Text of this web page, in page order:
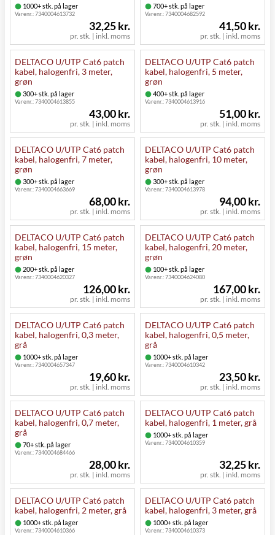
1000+ stk. på lager
Varenr.:7340004613732
pr. stk. | inkl. moms
32,25 kr.
700+ stk. på lager
Varenr.:7340004682592
pr. stk. | inkl. moms
41,50 kr.
DELTACO U/UTP Cat6 patch
kabel, halogenfri, 3 meter,
grøn
300+ stk. på lager
Varenr.:7340004613855
pr. stk. | inkl. moms
43,00 kr.
DELTACO U/UTP Cat6 patch
kabel, halogenfri, 5 meter,
grøn
400+ stk. på lager
Varenr.:7340004613916
pr. stk. | inkl. moms
51,00 kr.
DELTACO U/UTP Cat6 patch
kabel, halogenfri, 7 meter,
grøn
300+ stk. på lager
Varenr.:7340004663669
pr. stk. | inkl. moms
68,00 kr.
DELTACO U/UTP Cat6 patch
kabel, halogenfri, 10 meter,
grøn
300+ stk. på lager
Varenr.:7340004613978
pr. stk. | inkl. moms
94,00 kr.
DELTACO U/UTP Cat6 patch
kabel, halogenfri, 15 meter,
grøn
200+ stk. på lager
Varenr.:7340004620327
pr. stk. | inkl. moms
126,00 kr.
DELTACO U/UTP Cat6 patch
kabel, halogenfri, 20 meter,
grøn
100+ stk. på lager
Varenr.:7340004624080
pr. stk. | inkl. moms
167,00 kr.
DELTACO U/UTP Cat6 patch
kabel, halogenfri, 0,3 meter,
grå
1000+ stk. på lager
Varenr.:7340004657347
pr. stk. | inkl. moms
19,60 kr.
DELTACO U/UTP Cat6 patch
kabel, halogenfri, 0,5 meter,
grå
1000+ stk. på lager
Varenr.:7340004610342
pr. stk. | inkl. moms
23,50 kr.
DELTACO U/UTP Cat6 patch
kabel, halogenfri, 0,7 meter,
grå
70+ stk. på lager
Varenr.:7340004684466
pr. stk. | inkl. moms
28,00 kr.
DELTACO U/UTP Cat6 patch
kabel, halogenfri, 1 meter, grå
1000+ stk. på lager
Varenr.:7340004610359
pr. stk. | inkl. moms
32,25 kr.
DELTACO U/UTP Cat6 patch
kabel, halogenfri, 2 meter, grå
1000+ stk. på lager
Varenr.:7340004610366
DELTACO U/UTP Cat6 patch
kabel, halogenfri, 3 meter, grå
1000+ stk. på lager
Varenr.:7340004610373